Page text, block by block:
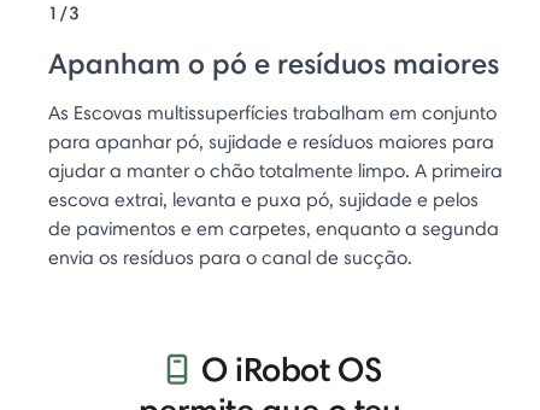
1/3
Apanham o pó e resíduos maiores
As Escovas multissuperfícies trabalham em conjunto
para apanhar pó, sujidade e resíduos maiores para
ajudar a manter o chão totalmente limpo. A primeira
escova extrai, levanta e puxa pó, sujidade e pelos
de pavimentos e em carpetes, enquanto a segunda
envia os resíduos para o canal de sucção.
O iRobot OS